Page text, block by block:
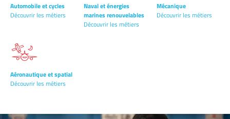
Automobile et cycles
Découvrir les métiers
Naval et énergies
marines renouvelables
Découvrir les métiers
Mécanique
Découvrir les métiers
Aéronautique et spatial
Découvrir les métiers